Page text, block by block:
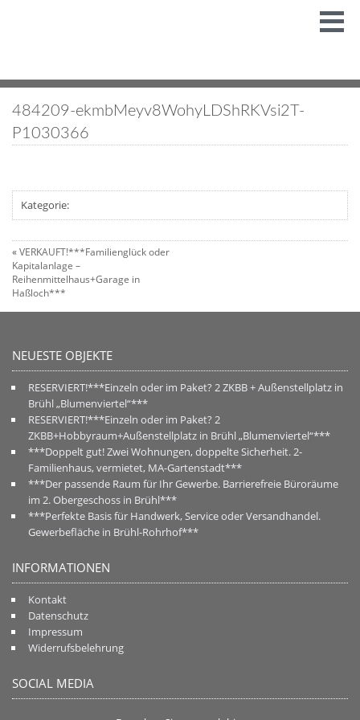
484209-ekmbMeyv8WohyLDShRKVsi2T-
P1030366
Kategorie:
«VERKAUFT!***Familienglück oder
Kapitalanlage –
Reihenmittelhaus+Garage in
Haßloch***
NEUESTE OBJEKTE
RESERVIERT!***Einzeln oder im Paket? 2 ZKBB + Außenstellplatz in
Brühl „Blumenviertel“***
RESERVIERT!***Einzeln oder im Paket? 2
ZKBB+Hobbyraum+Außenstellplatz in Brühl „Blumenviertel“***
***Doppelt gut! Zwei Wohnungen, doppelte Sicherheit. 2-
Familienhaus, vermietet, MA-Gartenstadt***
***Der passende Raum für Ihr Gewerbe. Barrierefreie Büroräume
im 2. Obergeschoss in Brühl***
***Perfekte Basis für Handwerk, Service oder Versandhandel.
Gewerbefläche in Brühl-Rohrhof***
INFORMATIONEN
Kontakt
Datenschutz
Impressum
Widerrufsbelehrung
SOCIAL MEDIA